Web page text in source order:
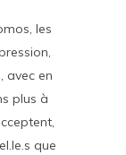
les
avec en
plus à
que